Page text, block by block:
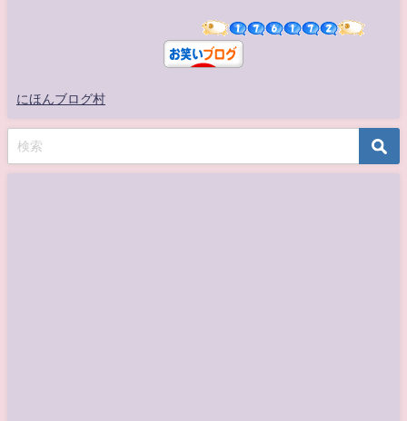
にほんブログ村